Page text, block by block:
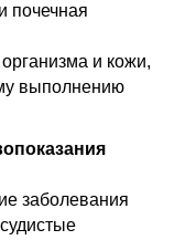
почечная
и кожи,
выполнению
заболевания